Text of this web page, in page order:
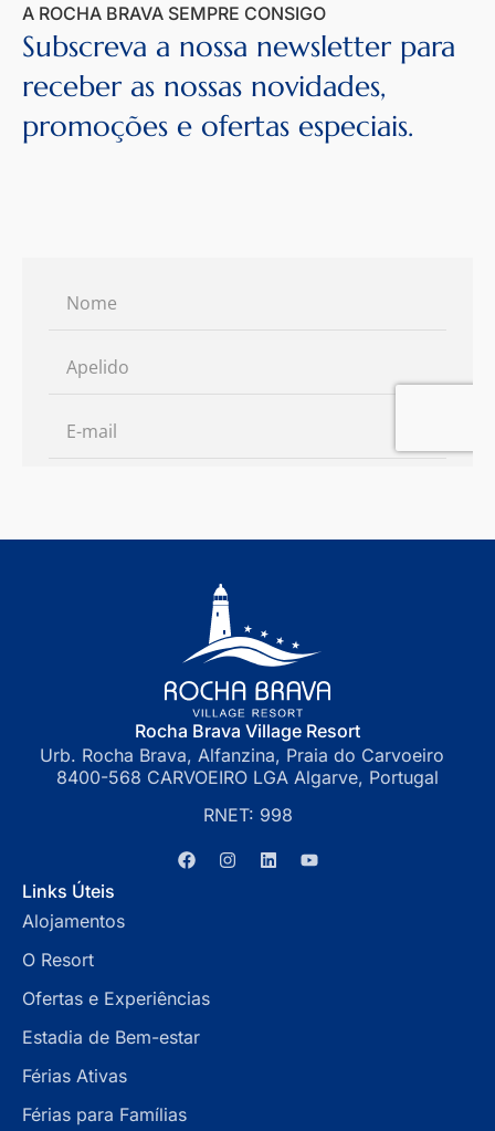
A ROCHA BRAVA SEMPRE CONSIGO
Subscreva a nossa newsletter para
receber as nossas novidades,
promoções e ofertas especiais.
Rocha Brava Village Resort
Urb. Rocha Brava, Alfanzina, Praia do Carvoeiro
8400-568 CARVOEIRO LGA Algarve, Portugal
RNET: 998
Links Úteis
Alojamentos
O Resort
Ofertas e Experiências
Estadia de Bem-estar
Férias Ativas
Férias para Famílias